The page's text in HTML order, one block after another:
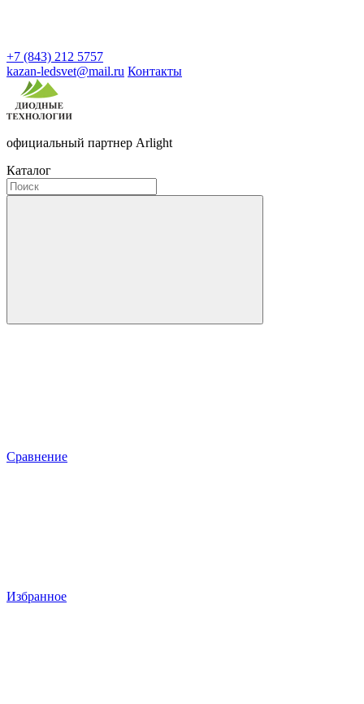
+7 (843) 212 5757
kazan-ledsvet@mail.ru Контакты
официальный партнер Arlight
Каталог
Сравнение
Избранное